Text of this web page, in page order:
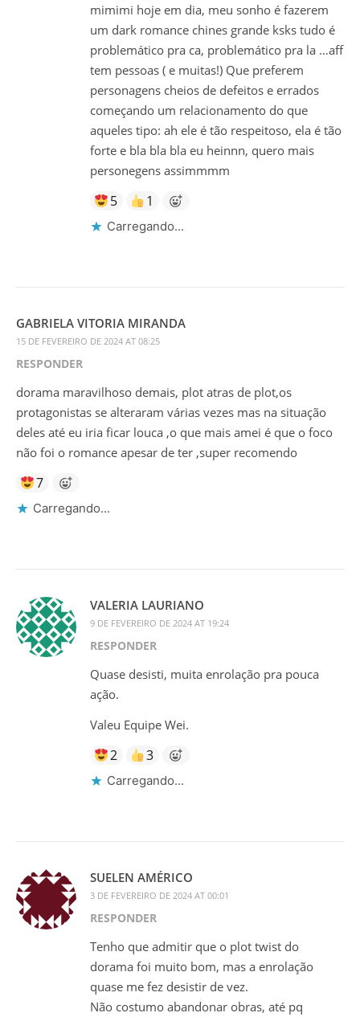
mimimi hoje em dia, meu sonho é fazerem
um dark romance chines grande ksks tudo é
problemático pra ca, problemático pra la …aff
tem pessoas ( e muitas!) Que preferem
personagens cheios de defeitos e errados
começando um relacionamento do que
aqueles tipo: ah ele é tão respeitoso, ela é tão
forte e bla bla bla eu heinnn, quero mais
personegens assimmmm
5 1
Carregando...
GABRIELA VITORIA MIRANDA
15 DE FEVEREIRO DE 2024 AT 08:25
RESPONDER
dorama maravilhoso demais, plot atras de plot,os
protagonistas se alteraram várias vezes mas na situação
deles até eu iria ficar louca ,o que mais amei é que o foco
não foi o romance apesar de ter ,super recomendo
7
Carregando...
VALERIA LAURIANO
9 DE FEVEREIRO DE 2024 AT 19:24
RESPONDER
Quase desisti, muita enrolação pra pouca
ação.
Valeu Equipe Wei.
2 3
Carregando...
SUELEN AMÉRICO
3 DE FEVEREIRO DE 2024 AT 00:01
RESPONDER
Tenho que admitir que o plot twist do
dorama foi muito bom, mas a enrolação
quase me fez desistir de vez.
Não costumo abandonar obras, até pq